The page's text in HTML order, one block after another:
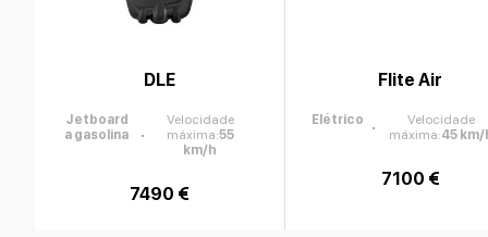
DLE
Jetboard
a gasolina
Velocidade
máxima:55
km/h
7490 €
Flite Air
Elétrico
Velocidade
máxima:45 km/
7100 €